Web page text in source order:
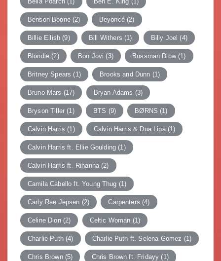
Benson Boone(2) Beyoncé(2)
Billie Eilish (9) Bill Withers (1) Billy Joel (4)
Blondie (2) Bon Jovi (3) Bossman Dlow(1)
Britney Spears (1) Brooks and Dunn (1)
Bruno Mars (17) Bryan Adams (3)
Bryson Tiller (1) BTS (9) BØRNS (1)
Calvin Harris (1) Calvin Harris & Dua Lipa(1)
Calvin Harris ft. Ellie Goulding (1)
Calvin Harris ft. Rihanna (2)
Camila Cabello ft. Young Thug (1)
Carly Rae Jepsen (2) Carpenters (4)
Celine Dion(2) Celtic Woman (1)
Charlie Puth(4) Charlie Puth ft. Selena Gomez (1)
Chris Brown(5) Chris Brown ft. Fridayy (1)